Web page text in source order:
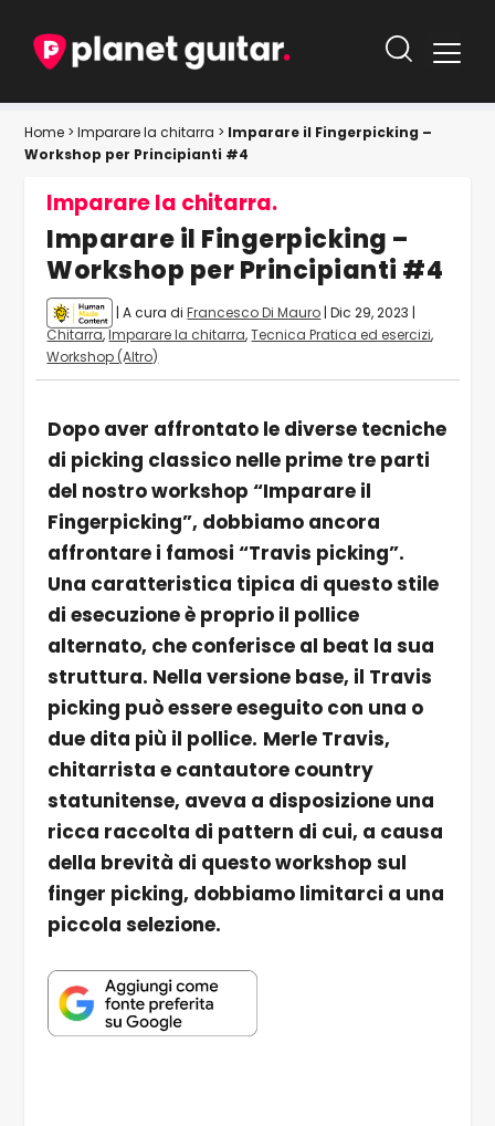
Home >Imparare la chitarra > Imparare il Fingerpicking –
Workshop per Principianti #4
Imparare la chitarra.
Imparare il Fingerpicking –
Workshop per Principianti #4
| A cura diFrancesco Di Mauro |Dic 29, 2023 |
Chitarra,Imparare la chitarra,Tecnica Pratica ed esercizi,
Workshop (Altro)
Dopo aver affrontato le diverse tecniche
di picking classico nelle prime tre parti
del nostro workshop “Imparare il
Fingerpicking”, dobbiamo ancora
affrontare i famosi “Travis picking”.
Una caratteristica tipica di questo stile
di esecuzione è proprio il pollice
alternato, che conferisce al beat la sua
struttura. Nella versione base, il Travis
picking può essere eseguito con una o
due dita più il pollice. Merle Travis,
chitarrista e cantautore country
statunitense, aveva a disposizione una
ricca raccolta di pattern di cui, a causa
della brevità di questo workshop sul
finger picking, dobbiamo limitarci a una
piccola selezione.